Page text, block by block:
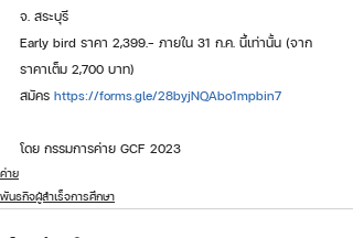
จ. สระบุรี
Early bird ราคา 2,399.- ภายใน 31 ก.ค. นี้เท่านั้น (จาก
ราคาเต็ม 2,700 บาท)
สมัคร https://forms.gle/28byjNQAbo1mpbin7
โดย กรรมการค่าย GCF 2023
ค่าย
พันธกิจผู้สำเร็จการศึกษา